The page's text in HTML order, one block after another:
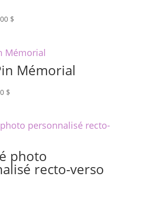
$
Mémorial
$
photo
recto-verso